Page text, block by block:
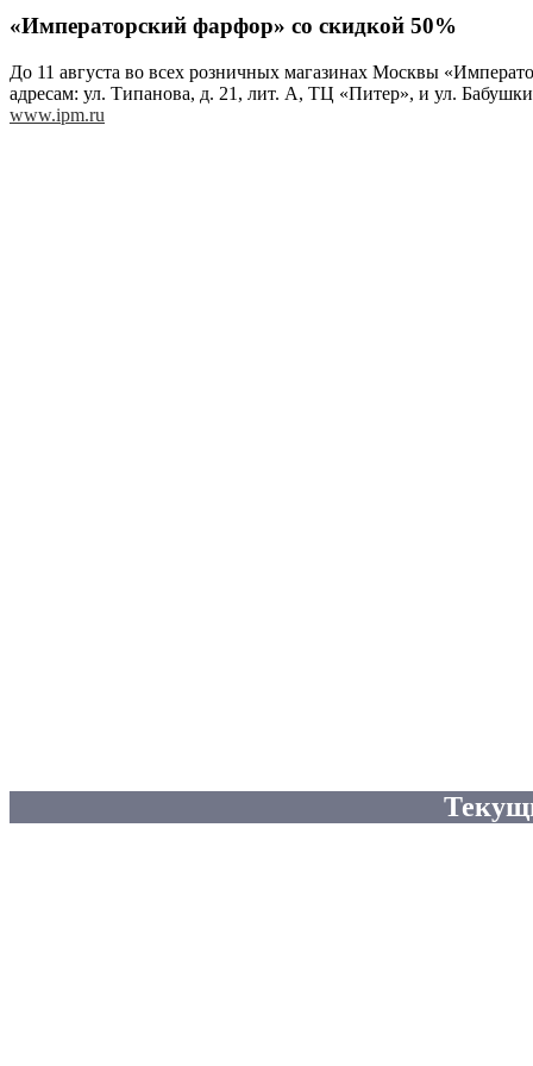
«Императорский фарфор» со скидкой 50%
До 11 августа во всех розничных магазинах Москвы
адресам: ул. Типанова, д. 21, лит. А, ТЦ «Питер», и ул.
www.ipm.ru